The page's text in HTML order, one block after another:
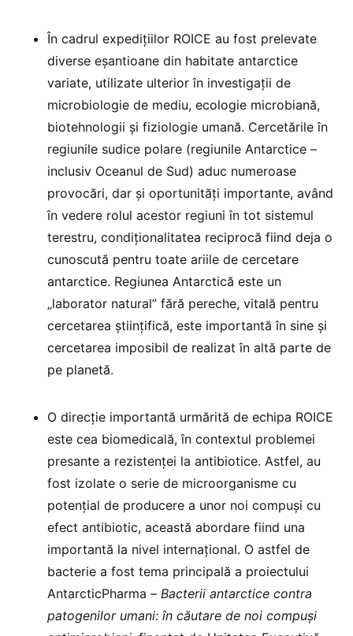
În cadrul expedițiilor ROICE au fost prelevate
diverse eșantioane din habitate antarctice
variate, utilizate ulterior în investigații de
microbiologie de mediu, ecologie microbiană,
biotehnologii și fiziologie umană. Cercetările în
regiunile sudice polare (regiunile Antarctice –
inclusiv Oceanul de Sud) aduc numeroase
provocări, dar și oportunități importante, având
în vedere rolul acestor regiuni în tot sistemul
terestru, condiționalitatea reciprocă fiind deja o
cunoscută pentru toate ariile de cercetare
antarctice. Regiunea Antarctică este un
„laborator natural” fără pereche, vitală pentru
cercetarea științifică, este importantă în sine și
cercetarea imposibil de realizat în altă parte de
pe planetă.
O direcție importantă urmărită de echipa ROICE
este cea biomedicală, în contextul problemei
presante a rezistenței la antibiotice. Astfel, au
fost izolate o serie de microorganisme cu
potențial de producere a unor noi compuși cu
efect antibiotic, această abordare fiind una
importantă la nivel internațional. O astfel de
bacterie a fost tema principală a proiectului
AntarcticPharma – Bacterii antarctice contra
patogenilor umani: în căutare de noi compuși